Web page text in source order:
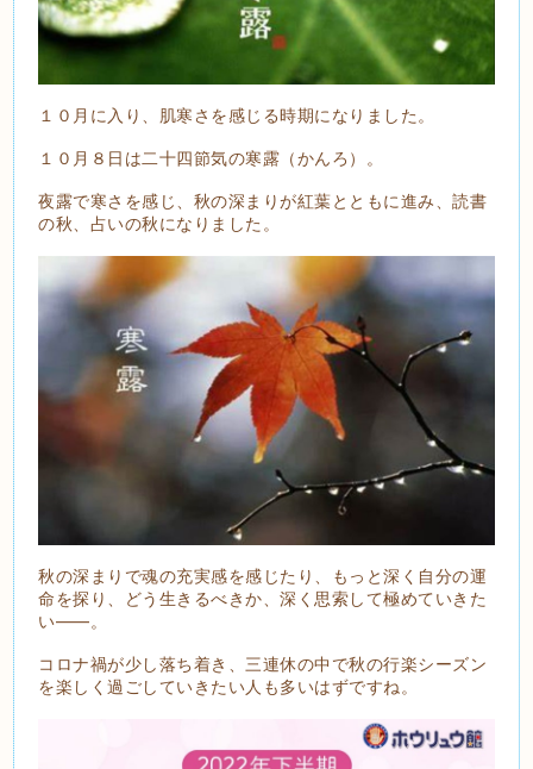
１０月に入り、肌寒さを感じる時期になりました。
１０月８日は二十四節気の寒露（かんろ）。
夜露で寒さを感じ、秋の深まりが紅葉とともに進み、読書
の秋、占いの秋になりました。
秋の深まりで魂の充実感を感じたり、もっと深く自分の運
命を探り、どう生きるべきか、深く思索して極めていきた
い――。
コロナ禍が少し落ち着き、三連休の中で秋の行楽シーズン
を楽しく過ごしていきたい人も多いはずですね。